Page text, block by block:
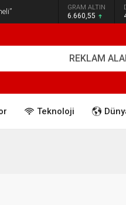
GRAM ALTIN
6.660,55
REKLAM
Teknoloji